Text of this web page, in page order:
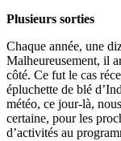
Plusieurs sorties
Chaque année, une
Malheureusement, il
côté. Ce fut le cas
épluchette de blé
météo, ce jour-là,
certaine, pour les
d’activités au